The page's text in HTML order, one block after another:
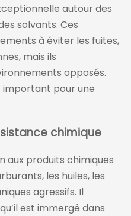
autour des
solvants. Ces
à éviter les fuites,
mais ils
opposés.
important pour une
chimique
aux produits chimiques
les huiles, les
agressifs. Il
est immergé dans